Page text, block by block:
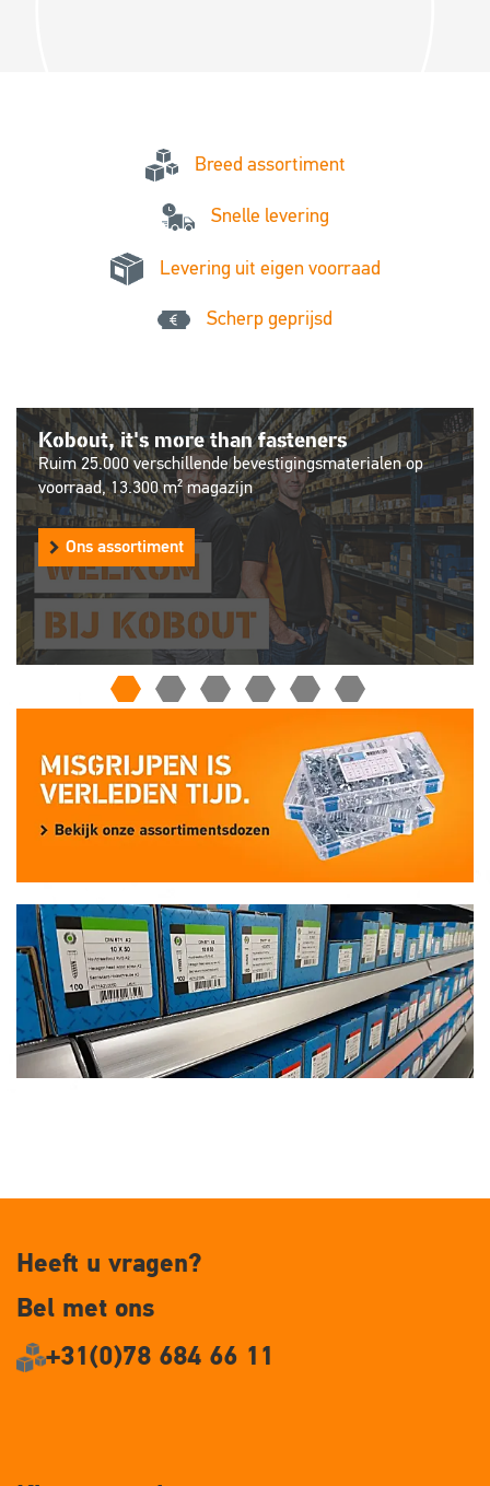
Breed assortiment
Snelle levering
Levering uit eigen voorraad
Scherp geprijsd
Metaalbewerking op maat
Ook voor zagen, boren en buigen is Kobout uw partner!
Lees meer
Bel met ons